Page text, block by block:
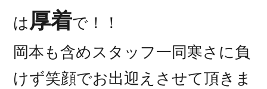
は 厚着で！！
岡本も含めスタッフ一同寒さに負
けず笑顔でお出迎えさせて頂きま